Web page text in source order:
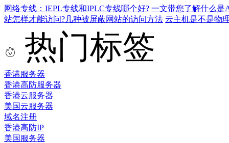
网络专线：IEPL专线和IPLC专线哪个好? 一文带您了解什么是
站怎样才能访问?几种被屏蔽网站的访问方法 云主机是不是物
热门标签
香港服务器
香港高防服务器
香港云服务器
美国云服务器
域名注册
香港高防IP
美国服务器